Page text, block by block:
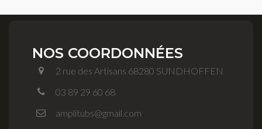
NOS COORDONNÉES
2 rue des Artisans 68280 SUNDHOFFEN
03 89 29 60 68
amplitubs@gmail.com